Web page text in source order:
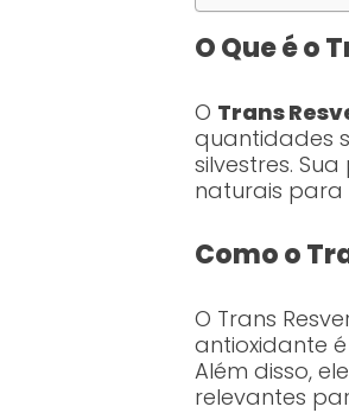
O Que é o
O Trans
quantidades
silvestres.
naturais para
Como o
O Trans
antioxidante
Além disso,
relevantes